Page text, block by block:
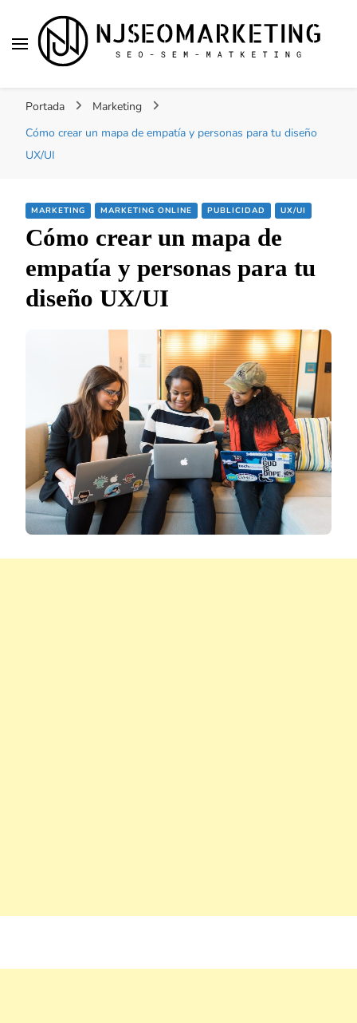
ACTUALIDAD
personal, desarrollo web, app, y lo que no te
imaginas…
Portada
Marketing
Cómo crear un mapa de empatía y personas para tu diseño
UX/UI
MARKETING MARKETING ONLINE PUBLICIDAD UX/UI
Cómo crear un mapa de
empatía y personas para tu
diseño UX/UI